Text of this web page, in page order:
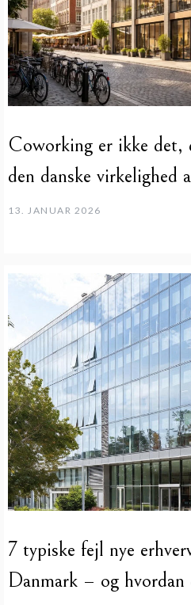
Coworking er ikke
den danske virkelighed
13. JANUAR 2026
7 typiske fejl nye
Danmark – og hvordan